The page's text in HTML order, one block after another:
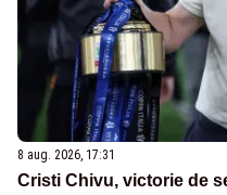
8 aug. 2026, 17:31
Cristi Chivu, victorie de